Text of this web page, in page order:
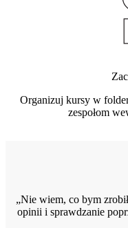
Organizuj kursy w
zespołom
Nie wiem, co bym
opinii i sprawdzanie